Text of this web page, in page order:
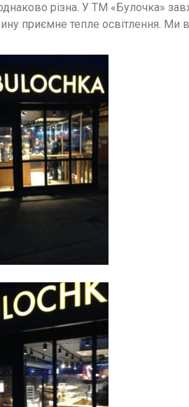
різна. У ТМ «Булочка»
приємне тепле освітлення. Ми